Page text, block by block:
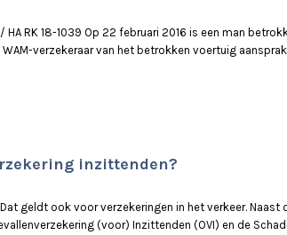
RK 18-1039 Op 22 februari 2016 is een man
verzekeraar van het betrokken voertuig
inzittenden?
geldt ook voor verzekeringen in het verkeer.
(voor) Inzittenden (OVI) en de